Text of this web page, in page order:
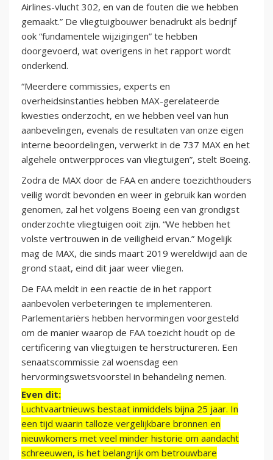
Airlines-vlucht 302, en van de fouten die we hebben
gemaakt.” De vliegtuigbouwer benadrukt als bedrijf
ook “fundamentele wijzigingen” te hebben
doorgevoerd, wat overigens in het rapport wordt
onderkend.
“Meerdere commissies, experts en
overheidsinstanties hebben MAX-gerelateerde
kwesties onderzocht, en we hebben veel van hun
aanbevelingen, evenals de resultaten van onze eigen
interne beoordelingen, verwerkt in de 737 MAX en het
algehele ontwerpproces van vliegtuigen”, stelt Boeing.
Zodra de MAX door de FAA en andere toezichthouders
veilig wordt bevonden en weer in gebruik kan worden
genomen, zal het volgens Boeing een van grondigst
onderzochte vliegtuigen ooit zijn. “We hebben het
volste vertrouwen in de veiligheid ervan.” Mogelijk
mag de MAX, die sinds maart 2019 wereldwijd aan de
grond staat, eind dit jaar weer vliegen.
De FAA meldt in een reactie de in het rapport
aanbevolen verbeteringen te implementeren.
Parlementariërs hebben hervormingen voorgesteld
om de manier waarop de FAA toezicht houdt op de
certificering van vliegtuigen te herstructureren. Een
senaatscommissie zal woensdag een
hervormingswetsvoorstel in behandeling nemen.
Even dit:
Luchtvaartnieuws bestaat inmiddels bijna 25 jaar. In
een tijd waarin talloze vergelijkbare bronnen en
nieuwkomers met veel minder historie om aandacht
schreeuwen, is het belangrijk om betrouwbare